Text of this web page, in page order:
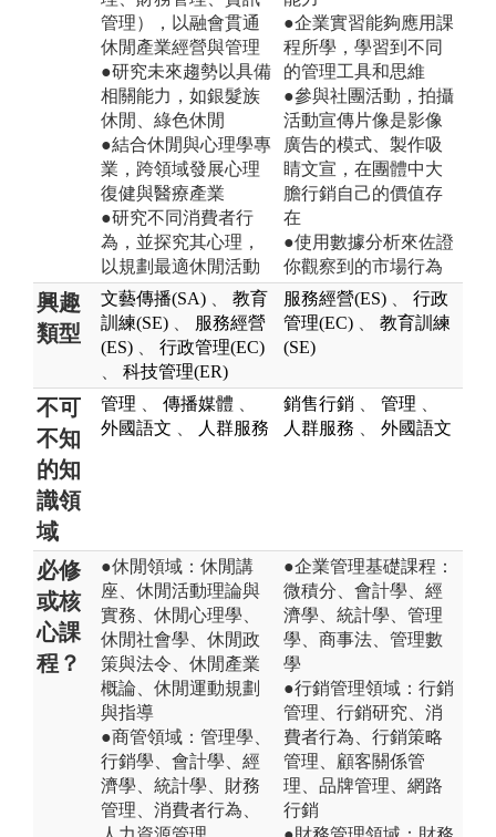
管理），以融會貫通
休閒產業經營與管理
●研究未來趨勢以具備
相關能力，如銀髮族
休閒、綠色休閒
●結合休閒與心理學專
業，跨領域發展心理
復健與醫療產業
●研究不同消費者行
為，並探究其心理，
以規劃最適休閒活動
●企業實習能夠應用課
程所學，學習到不同
的管理工具和思維
●參與社團活動，拍攝
活動宣傳片像是影像
廣告的模式、製作吸
睛文宣，在團體中大
膽行銷自己的價值存
在
●使用數據分析來佐證
你觀察到的市場行為
興趣
類型
文藝傳播(SA)
教育
訓練(SE)
服務經營
(ES)
行政管理(EC)
科技管理(ER)
服務經營(ES)
行政
管理(EC)
教育訓練
(SE)
不可
不知
的知
識領
域
管理 傳播媒體
外國語文
人群服務
銷售行銷 管理
人群服務
外國語文
必修
或核
心課
程？
●休閒領域：休閒講
座、休閒活動理論與
實務、休閒心理學、
休閒社會學、休閒政
策與法令、休閒產業
概論、休閒運動規劃
與指導
●商管領域：管理學、
行銷學、會計學、經
濟學、統計學、財務
管理、消費者行為、
●企業管理基礎課程：
微積分、會計學、經
濟學、統計學、管理
學、商事法、管理數
學
●行銷管理領域：行銷
管理、行銷研究、消
費者行為、行銷策略
管理、顧客關係管
理、品牌管理、網路
行銷